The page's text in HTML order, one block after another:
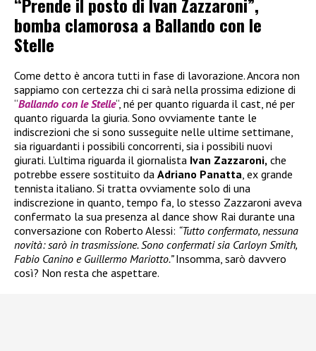
bomba clamorosa a Ballando con le
Stelle
Come detto è ancora tutti in fase di lavorazione. Ancora non
sappiamo con certezza chi ci sarà nella prossima edizione di
“Ballando con le Stelle“, né per quanto riguarda il cast, né per
quanto riguarda la giuria. Sono ovviamente tante le
indiscrezioni che si sono susseguite nelle ultime settimane,
sia riguardanti i possibili concorrenti, sia i possibili nuovi
giurati. L’ultima riguarda il giornalista Ivan Zazzaroni, che
potrebbe essere sostituito da Adriano Panatta , ex grande
tennista italiano. Si tratta ovviamente solo di una
indiscrezione in quanto, tempo fa, lo stesso Zazzaroni aveva
confermato la sua presenza al dance show Rai durante una
conversazione con Roberto Alessi: “Tutto confermato, nessuna
novità: sarò in trasmissione. Sono confermati sia Carloyn Smith,
Fabio Canino e Guillermo Mariotto.”Insomma, sarò davvero
così? Non resta che aspettare.